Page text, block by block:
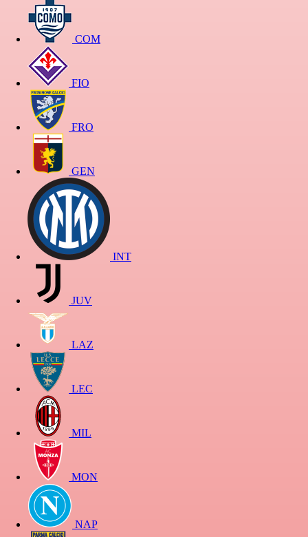
COM
FIO
FRO
GEN
INT
JUV
LAZ
LEC
MIL
MON
NAP